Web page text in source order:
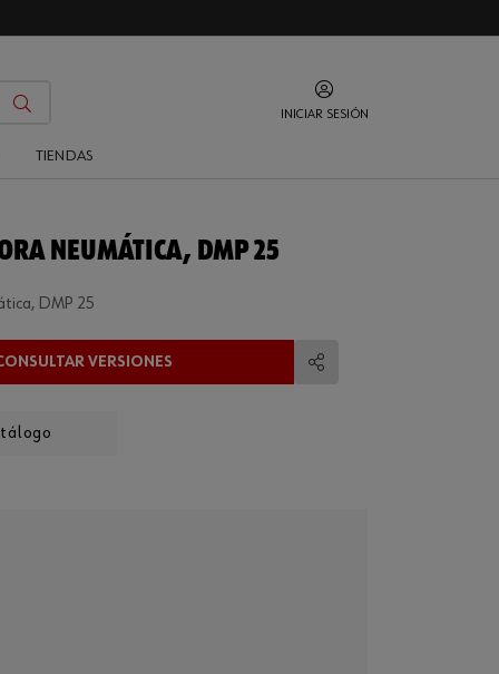
INICIAR SESIÓN
TIENDAS
NEUMÁTICA, DMP 25
DMP 25
VERSIONES
Compartir